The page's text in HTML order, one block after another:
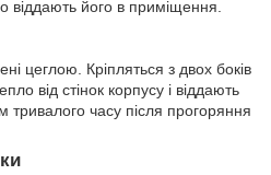
віддають його в приміщення.
цеглою. Кріпляться з двох боків
від стінок корпусу і віддають
тривалого часу після прогоряння